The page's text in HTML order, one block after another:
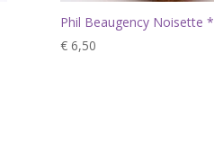
Phil Beaugency Noisette *
€ 6,50